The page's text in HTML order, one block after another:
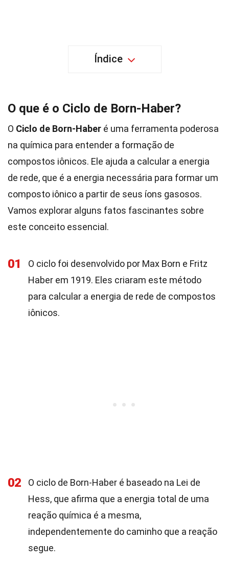
Índice
O que é o Ciclo de Born-Haber?
O Ciclo de Born-Haber é uma ferramenta poderosa
na química para entender a formação de
compostos iônicos. Ele ajuda a calcular a energia
de rede, que é a energia necessária para formar um
composto iônico a partir de seus íons gasosos.
Vamos explorar alguns fatos fascinantes sobre
este conceito essencial.
01
O ciclo foi desenvolvido por Max Born e Fritz
Haber em 1919. Eles criaram este método
para calcular a energia de rede de compostos
iônicos.
02
O ciclo de Born-Haber é baseado na Lei de
Hess, que afirma que a energia total de uma
reação química é a mesma,
independentemente do caminho que a reação
segue.